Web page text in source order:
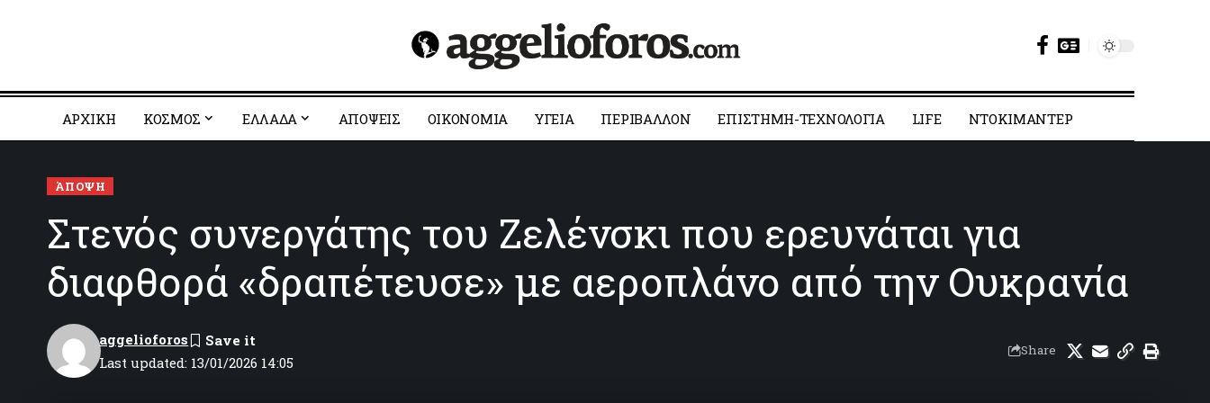
ΑΡΧΙΚΗ ΚΟΣΜΟΣ EΛΛΑΔΑ ΑΠΟΨΕΙΣ ΟΙΚΟΝΟΜΙΑ YΓΕΙΑ ΠΕΡΙΒΑΛΛΟΝ ΕΠΙΣΤΗΜΗ-ΤΕΧΝΟΛΟΓΙΑ LIFE ΝΤΟΚΙΜΑΝΤΕΡ
ΆΠΟΨΗ
Στενός συνεργάτης του Ζελένσκι που ερευνάται για
διαφθορά «δραπέτευσε» με αεροπλάνο από την Ουκρανία
Last updated: 13/01/2026 14:05
aggelioforos
Share